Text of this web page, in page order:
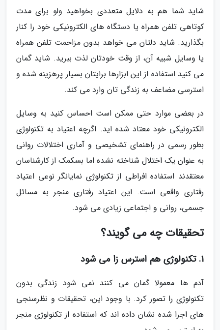
شاید شما هم به دلایل متعددی بخواهید ولو برای مدت
کوتاهی تلفن همراه یا دستگاه های الکترونیکی خود را کنار
بگذارید. شاید دلتان می خواهد بدون مزاحمت تلفن همراه
یا وسایل شبیه آن، از وقت خودتان لذت ببرید. شاید گمان
می کنید استفاده از این ابزارها برایتان بسیار پرهزینه شده و
استرسی مضاعف به زندگی تان وارد می کند.
در بعضی موارد حتی ممکن است احساس کنید به وسایل
الکترونیکی خود معتاد شده اید. اگرچه اعتیاد به تکنولوژی
بطور رسمی در راهنمای تشخیصی و آماری اختلالات روانی
به عنوان یک اختلال شناخته نشده اما بسکمک از کارشناسان
معتقدند استفاده افراطی از تکنولوژی نمایانگر نوعی اعتیاد
رفتاری واقعی است. این اعتیاد رفتاری منجر به مسائل
جسمی، روانی و اجتماعی زیادی می شود.
تحقیقات چه می گویند؟
1. تکنولوژی هم استرس زا می شود
آدم ها معمولا گمان می کنند نمی شود زندگی بدون
تکنولوژی را تصور کرد. با وجود این، تحقیقات و نظرسنجی
های اجرا شده نشان داده اند که استفاده از تکنولوژی منجر